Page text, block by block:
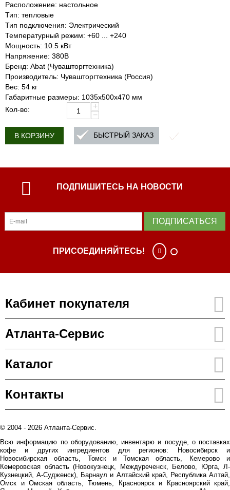
Расположение: настольное
Тип: тепловые
Тип подключения: Электрический
Температурный режим: +60 ... +240
Мощность: 10.5 кВт
Напряжение: 380В
Бренд: Abat (Чувашторгтехника)
Производитель: Чувашторгтехника (Россия)
Вес: 54 кг
Габаритные размеры: 1035х500х470 мм
Кол-во:
+
−
В КОРЗИНУ БЫСТРЫЙ ЗАКАЗ
ПОДПИШИТЕСЬ НА НОВОСТИ
ПОДПИСАТЬСЯ
ПРИСОЕДИНЯЙТЕСЬ!
Кабинет покупателя
Атланта-Сервис
Каталог
Контакты
© 2004 - 2026 Атланта-Сервис.
Всю информацию по оборудованию, инвентарю и посуде, о поставках
кофе и других ингредиентов для регионов: Новосибирск и
Новосибирская область, Томск и Томская область, Кемерово и
Кемеровская область (Новокузнецк, Междуреченск, Белово, Юрга, Л-
Кузнецкий, А-Судженск), Барнаул и Алтайский край, Республика Алтай,
Омск и Омская область, Тюмень, Красноярск и Красноярский край,